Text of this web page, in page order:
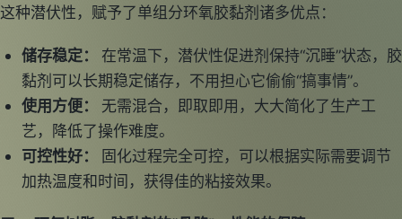
这种潜伏性，赋予了单组分环氧胶黏剂诸多优点：
储存稳定：
在常温下，潜伏性促进剂保持“沉睡”状态，胶
黏剂可以长期稳定储存，不用担心它偷偷“搞事情”。
使用方便：
无需混合，即取即用，大大简化了生产工
艺，降低了操作难度。
可控性好：
固化过程完全可控，可以根据实际需要调节
加热温度和时间，获得佳的粘接效果。